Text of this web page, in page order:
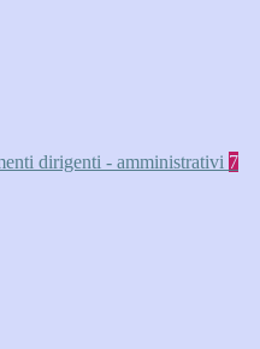
dirigenti - amministrativi 7